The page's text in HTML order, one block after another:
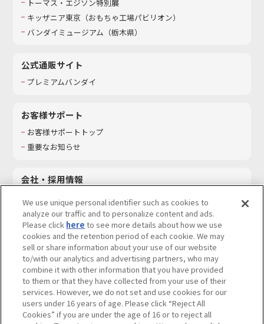
トーマス・エジソン特別展
キッザニア東京（おもちゃ工場パビリオン）​
バンダイミュージアム（栃木県）
公式通販サイト
プレミアムバンダイ
お客様サポート
お客様サポートトップ
重要なお知らせ
会社・採用情報
採用情報
サステナビリティ
お問い合わせ
ウェブサイトご利用条件 ソーシャルメディアポリシー
個人情報及び特定個人情報等の取り扱いに関する保護方針
We use unique personal identifier such as cookies to
analyze our traffic and to personalize content and ads.
Please click here to see more details about how we use
cookies and the retention period of each cookie. We may
sell or share information about your use of our website
to/with our analytics and advertising partners, who may
combine it with other information that you have provided
to them or that they have collected from your use of their
services. However, we do not set and use cookies for our
users under 16 years of age. Please click “Reject All
Cookies” if you are under the age of 16 or to reject all